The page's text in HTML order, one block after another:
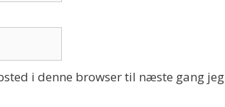
i denne browser til næste gang jeg